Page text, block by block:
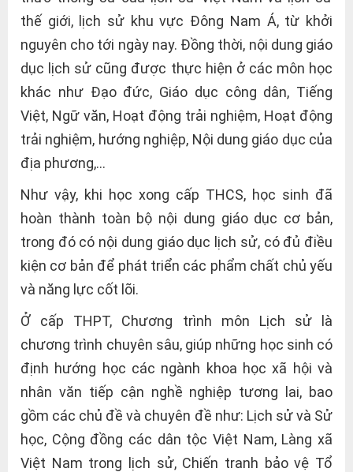
thế giới, lịch sử khu vực Đông Nam Á, từ khởi
nguyên cho tới ngày nay. Đồng thời, nội dung giáo
dục lịch sử cũng được thực hiện ở các môn học
khác như Đạo đức, Giáo dục công dân, Tiếng
Việt, Ngữ văn, Hoạt động trải nghiệm, Hoạt động
trải nghiệm, hướng nghiệp, Nội dung giáo dục của
địa phương,…
Như vậy, khi học xong cấp THCS, học sinh đã
hoàn thành toàn bộ nội dung giáo dục cơ bản,
trong đó có nội dung giáo dục lịch sử, có đủ điều
kiện cơ bản để phát triển các phẩm chất chủ yếu
và năng lực cốt lõi.
Ở cấp THPT, Chương trình môn Lịch sử là
chương trình chuyên sâu, giúp những học sinh có
định hướng học các ngành khoa học xã hội và
nhân văn tiếp cận nghề nghiệp tương lai, bao
gồm các chủ đề và chuyên đề như: Lịch sử và Sử
học, Cộng đồng các dân tộc Việt Nam, Làng xã
Việt Nam trong lịch sử, Chiến tranh bảo vệ Tổ